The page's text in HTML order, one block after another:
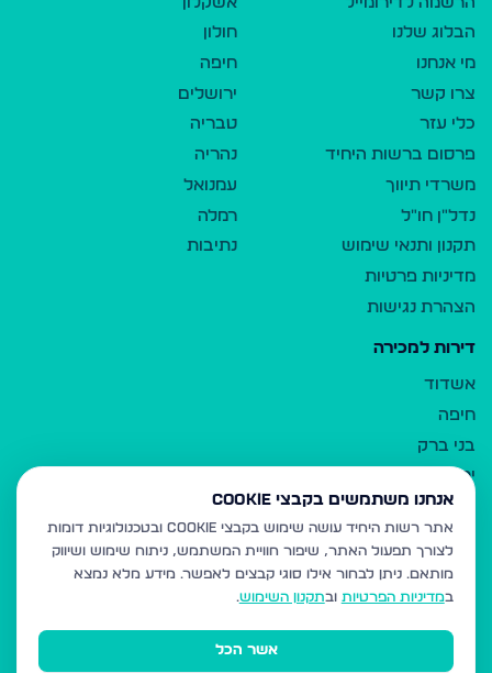
הבלוג שלנו
מי אנחנו
צרו קשר
כלי עזר
פרסום ברשות היחיד
משרדי תיווך
נדל"ן חו"ל
תקנון ותנאי שימוש
מדיניות פרטיות
הצהרת נגישות
חולון
חיפה
ירושלים
טבריה
נהריה
עמנואל
רמלה
נתיבות
דירות למכירה
אשדוד
חיפה
בני ברק
ירושלים
אלעד
גבעת זאב
בית שמש
רכסים
מודיעין עילית
אנחנו משתמשים בקבצי Cookie
אתר רשות היחיד עושה שימוש בקבצי Cookie ובטכנולוגיות דומות
לצורך תפעול האתר, שיפור חוויית המשתמש, ניתוח שימוש ושיווק
מותאם. ניתן לבחור אילו סוגי קבצים לאפשר. מידע מלא נמצא
במדיניות הפרטיות ובתקנון השימוש.
אשר הכל